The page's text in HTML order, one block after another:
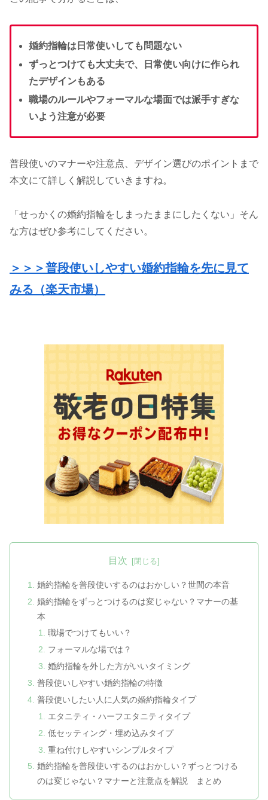
婚約指輪は日常使いしても問題ない
ずっとつけても大丈夫で、日常使い向けに作られ
たデザインもある
職場のルールやフォーマルな場面では派手すぎな
いよう注意が必要
普段使いのマナーや注意点、デザイン選びのポイントまで
本文にて詳しく解説していきますね。
「せっかくの婚約指輪をしまったままにしたくない」そん
な方はぜひ参考にしてください。
＞＞＞普段使いしやすい婚約指輪を先に見て
みる （楽天市場）
目次
婚約指輪を普段使いするのはおかしい？世間の本音
婚約指輪をずっとつけるのは変じゃない？マナーの基
本
職場でつけてもいい？
フォーマルな場では？
婚約指輪を外した方がいいタイミング
普段使いしやすい婚約指輪の特徴
普段使いしたい人に人気の婚約指輪タイプ
エタニティ・ハーフエタニティタイプ
低セッティング・埋め込みタイプ
重ね付けしやすいシンプルタイプ
婚約指輪を普段使いするのはおかしい？ずっとつける
のは変じゃない？マナーと注意点を解説 まとめ